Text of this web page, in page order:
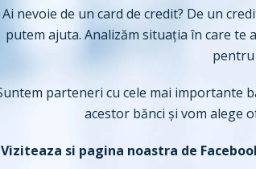
Ai nevoie de un card de credit? De un
putem ajuta. Analizăm situația în care te
pentru
parteneri cu cele mai importante
acestor bănci și vom alege
Viziteaza si pagina noastra de